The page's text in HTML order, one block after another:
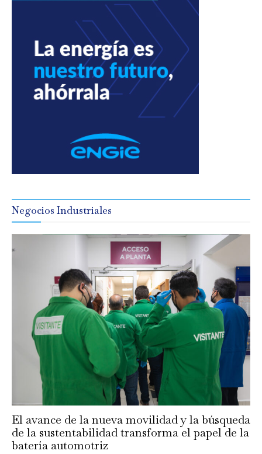
Negocios Industriales
El avance de la nueva movilidad y la búsqueda
de la sustentabilidad transforma el papel de la
batería automotriz